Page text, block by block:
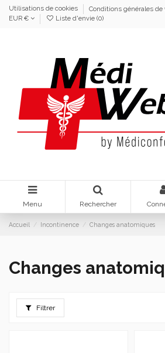
Utilisations de cookies
Conditions générales de
EUR €
Liste d'envie (0)
Menu Rechercher
Accueil Incontinence Changes anatomiques
Changes
Filtrer